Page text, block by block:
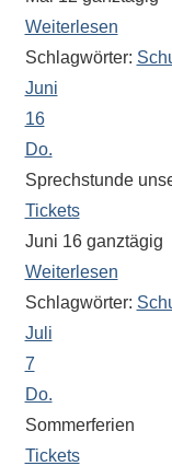
Sie
einmal
nicht
finden,
stehen
am
Ende
jeder
Seite
verschiedene
Möglichkeiten
der
Suche
zur
Weiterlesen
Schlagwörter:
Juni
16
Do.
Sprechstunde
Tickets
Juni 16 ganztägig
Weiterlesen
Schlagwörter:
Juli
7
Do.
Sommerferien
Tickets